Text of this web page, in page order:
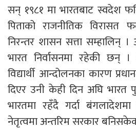
सन् १९८१ मा भारतबाट स्वदेश
पिताको राजनीतिक विरासत
निरन्तर शासन सत्ता सम्हालिन्
भारत निर्वासनमा रहेकी छन्
विद्यार्थी आन्दोलनका कारण
दिएर उनी केही दिन अघि
भारतमा रहँदै गर्दा
नेतृत्वमा अन्तरिम सरकार